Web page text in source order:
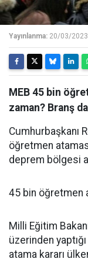
Yayınlanma: 20/03/
MEB 45 bin
zaman? Branş
Cumhurbaşkanı
öğretmen
deprem bölgesi
45 bin öğretmen
Milli Eğitim
üzerinden
atama kararı